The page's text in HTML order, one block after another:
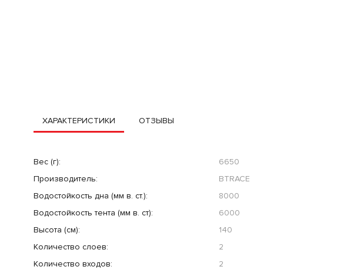
ХАРАКТЕРИСТИКИ ОТЗЫВЫ
Вес (г):
6650
Производитель:
BTRACE
Водостойкость дна (мм в. ст.):
8000
Водостойкость тента (мм в. ст):
6000
Высота (см):
140
Количество слоев:
2
Количество входов:
2